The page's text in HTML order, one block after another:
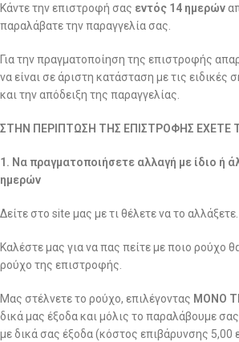
Κάντε την επιστροφή σας εντός 14 ημερών
παραλάβατε την παραγγελία σας.
Για την πραγματοποίηση της επιστροφής
να είναι σε άριστη κατάσταση με τις ειδικές
και την απόδειξη της παραγγελίας.
ΣΤΗΝ ΠΕΡΙΠΤΩΣΗ ΤΗΣ ΕΠΙΣΤΡΟΦΗΣ
1. Να πραγματοποιήσετε αλλαγή με ίδιο ή
ημερών
Δείτε στο site μας με τι θέλετε να το αλλάξετε.
Καλέστε μας για να πας πείτε με ποιο ρούχο
ρούχο της επιστροφής.
Μας στέλνετε το ρούχο, επιλέγοντας ΜΟΝΟ
δικά μας έξοδα και μόλις το παραλάβουμε
με δικά σας έξοδα (κόστος επιβάρυνσης 5,00